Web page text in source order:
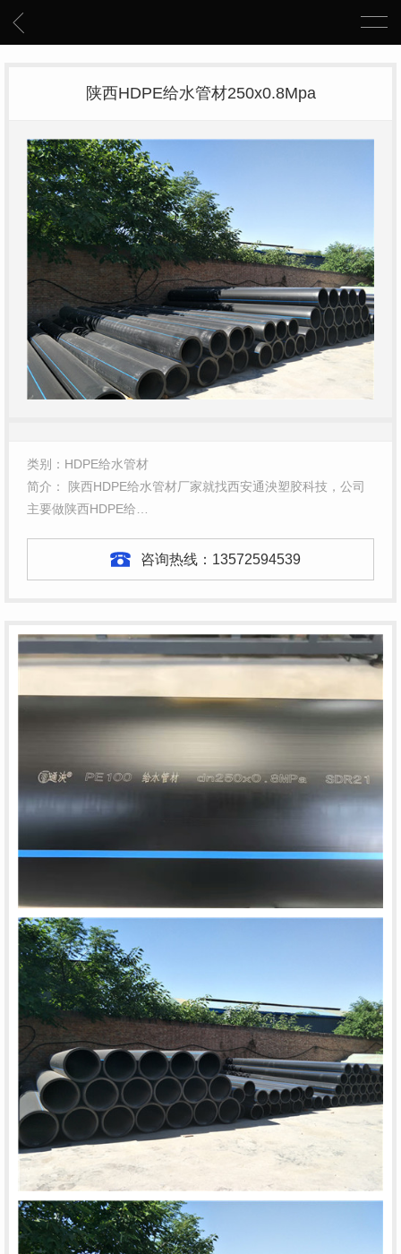
陕西HDPE给水管材250x0.8Mpa
类别：HDPE给水管材
简介： 陕西HDPE给水管材厂家就找西安通泱塑胶科技，公司
主要做陕西HDPE给…
咨询热线： 13572594539